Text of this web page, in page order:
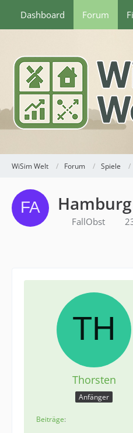
Dashboard Forum
WiSim Welt Forum Spiele
Hamburg
FallObst
Thorsten
Anfänger
Beiträge